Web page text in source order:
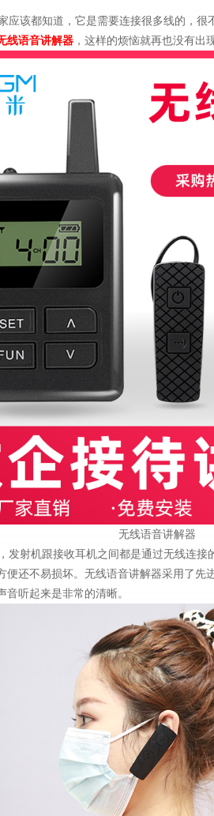
该都知道，它是需要连接很多线的，很
线语音讲解器 ，这样的烦恼就再也没有出
无线语音讲解器
射机跟接收耳机之间都是通过无线连接
便还不易损坏。无线语音讲解器采用了先
听起来是非常的清晰。